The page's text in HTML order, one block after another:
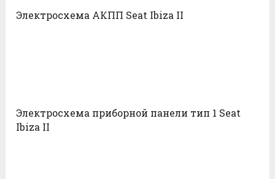
Электросхема АКПП Seat Ibiza II
Электросхема приборной панели тип 1 Seat
Ibiza II